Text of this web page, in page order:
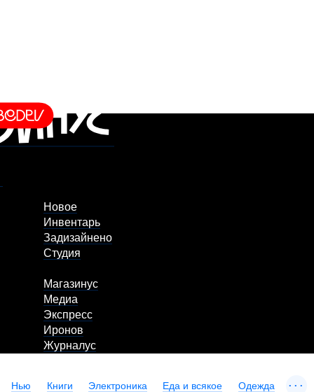
Новое
Инвентарь
Задизайнено
Студия
Магазинус
Медиа
Экспресс
Иронов
Журналус
Нью Книги Электроника Еда и всякое Одежда ...